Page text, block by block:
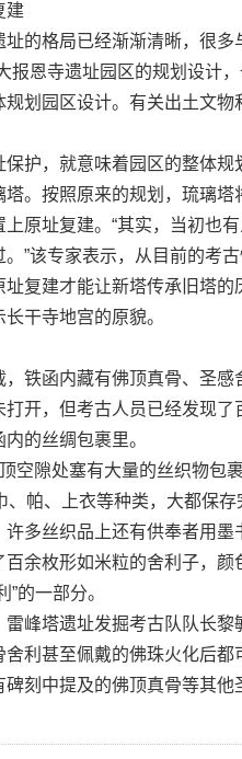
建
的格局已经渐渐清晰，很
报恩寺遗址园区的规划设计
划园区设计。有关出土文物
护，就意味着园区的整体规
。按照原来的规划，琉璃塔
上原址复建。“其实，当初也
”该专家表示，从目前的考
复建才能让新塔传承旧塔
干寺地宫的原貌。
铁函内藏有佛顶真骨、圣
打开，但考古人员已经发现
的丝绸包裹里。
空隙处塞有大量的丝织物包
帕、上衣等种类，大都保
多丝织品上还有供奉者用
余枚形如米粒的舍利子，
的一部分。
峰塔遗址发掘考古队队长
利甚至佩戴的佛珠火化后
刻中提及的佛顶真骨等其他